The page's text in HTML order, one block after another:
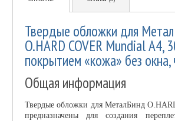
Твердые обложки для
O.HARD COVER Mundial А4,
покрытием «кожа» без
Общая информация
Твердые обложки для МеталБинд
предназначены для создания